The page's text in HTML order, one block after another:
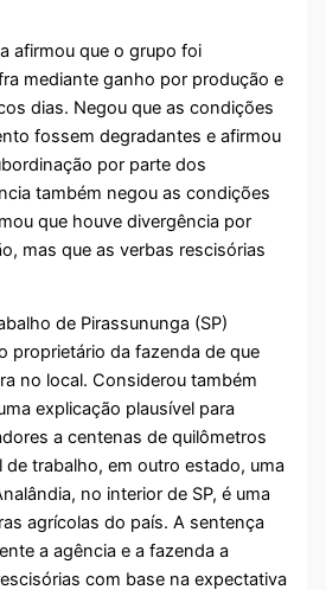
afirmou que o grupo foi
mediante ganho por produção e
dias. Negou que as condições
fossem degradantes e afirmou
por parte dos
também negou as condições
que houve divergência por
mas que as verbas rescisórias
de Pirassununga (SP)
proprietário da fazenda de que
no local. Considerou também
explicação plausível para
a centenas de quilômetros
trabalho, em outro estado, uma
no interior de SP, é uma
agrícolas do país. A sentença
a agência e a fazenda a
com base na expectativa